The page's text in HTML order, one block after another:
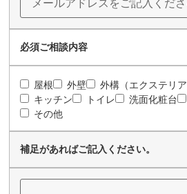
必須ご相談内容
屋根 外壁 外構（エクステリ
キッチン
トイレ 洗面化粧台
その他
補足があればご記入ください。